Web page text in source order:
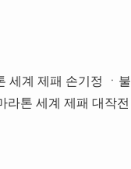
세계 제패 손기정 ㆍ불
라톤 세계 제패 대작전